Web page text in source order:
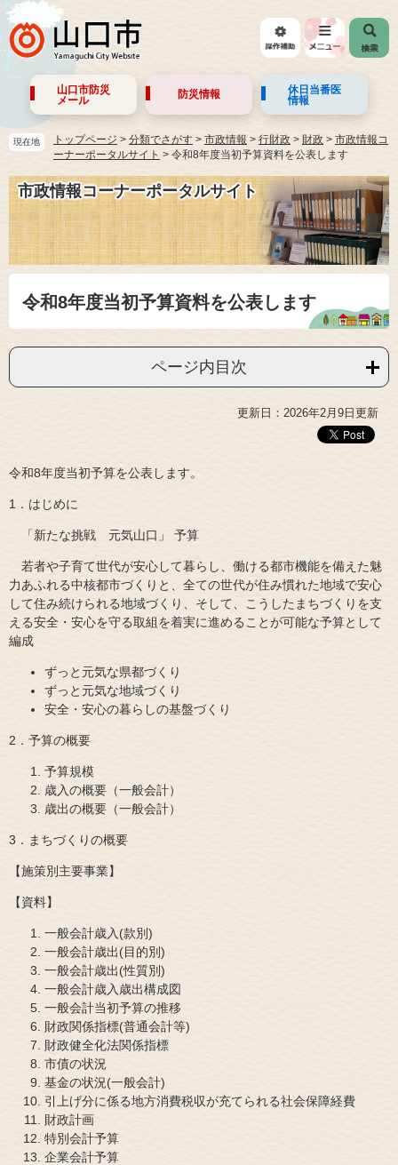
山口市防災
メール
防災情報
休日当番医
情報
現在地 トップページ > 分類でさがす > 市政情報 > 行財政 > 財政 > 市政情報コ
ーナーポータルサイト > 令和8年度当初予算資料を公表します
市政情報コーナーポータルサイト
令和8年度当初予算資料を公表します
ページ内目次
更新日：2026年2月9日更新
令和8年度当初予算を公表します。
1．はじめに
「新たな挑戦 元気山口」 予算
若者や子育て世代が安心して暮らし、働ける都市機能を備えた魅
力あふれる中核都市づくりと、全ての世代が住み慣れた地域で安心
して住み続けられる地域づくり、そして、こうしたまちづくりを支
える安全・安心を守る取組を着実に進めることが可能な予算として
編成
ずっと元気な県都づくり
ずっと元気な地域づくり
安全・安心の暮らしの基盤づくり
2．予算の概要
予算規模
歳入の概要（一般会計）
歳出の概要（一般会計）
3．まちづくりの概要
【施策別主要事業】
【資料】
一般会計歳入(款別)
一般会計歳出(目的別)
一般会計歳出(性質別)
一般会計歳入歳出構成図
一般会計当初予算の推移
財政関係指標(普通会計等)
財政健全化法関係指標
市債の状況
基金の状況(一般会計)
引上げ分に係る地方消費税収が充てられる社会保障経費
財政計画
特別会計予算
企業会計予算